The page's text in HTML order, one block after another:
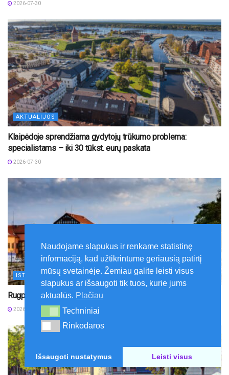
2026-07-30
AKTUALIJOS
Klaipėdoje sprendžiama gydytojų trūkumo problema:
specialistams – iki 30 tūkst. eurų paskata
2026-07-30
ISTORIJA
Rugpjūčio 1-ąją uostamiestis minės 774-ąjį gimtadienį
2026-07-30
Naudojame slapukus ir renkame statistinę
informaciją, kad užtikrintume geriausią patirtį
mūsų svetainėje. Žemiau galite leisti visus
slapukus ar išsaugoti tik tuos, kurie jums
aktualūs. Plačiau
Techniniai
Techniniai
Rinkodaros
Rinkodaros
Išsaugoti nustatymus Leisti visus